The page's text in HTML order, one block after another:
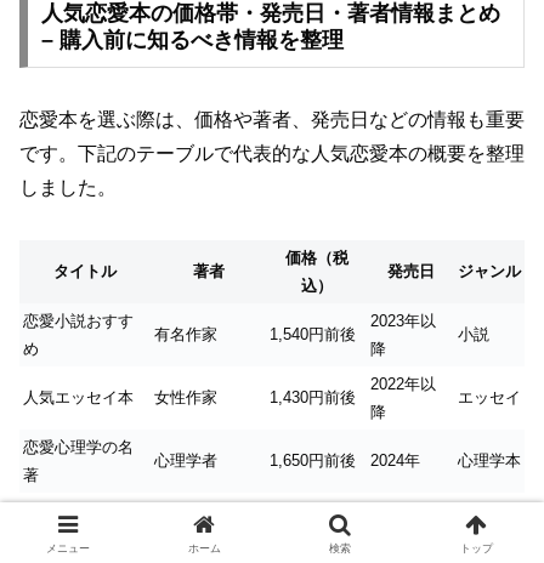
人気恋愛本の価格帯・発売日・著者情報まとめ
– 購入前に知るべき情報を整理
恋愛本を選ぶ際は、価格や著者、発売日などの情報も重要
です。下記のテーブルで代表的な人気恋愛本の概要を整理
しました。
タイトル 著者
価格（税
込）
発売日 ジャンル
恋愛小説おすす
め
有名作家 1,540円前後
2023年以
降
小説
人気エッセイ本 女性作家 1,430円前後
2022年以
降
エッセイ
恋愛心理学の名
著
心理学者 1,650円前後 2024年 心理学本
1,500円前後 自己啓発
メニュー ホーム 検索 トップ